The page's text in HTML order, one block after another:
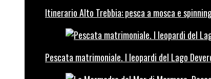
Itinerario Alto Trebbia: pesca a mosca e
Pescata matrimoniale. I leopardi del Lago